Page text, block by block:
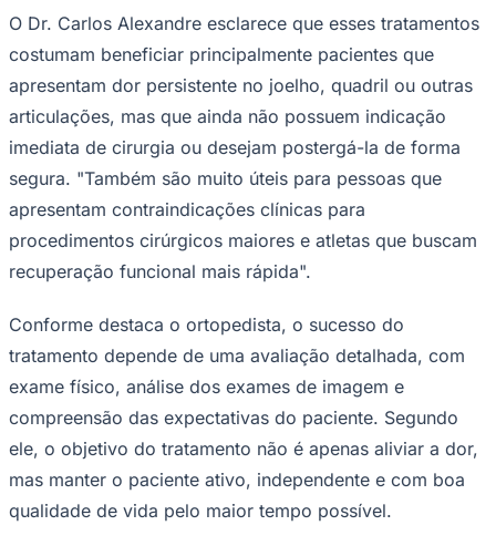
O Dr. Carlos Alexandre esclarece que esses tratamentos
costumam beneficiar principalmente pacientes que
apresentam dor persistente no joelho, quadril ou outras
articulações, mas que ainda não possuem indicação
imediata de cirurgia ou desejam postergá-la de forma
segura. "Também são muito úteis para pessoas que
apresentam contraindicações clínicas para
procedimentos cirúrgicos maiores e atletas que buscam
recuperação funcional mais rápida".
Conforme destaca o ortopedista, o sucesso do
tratamento depende de uma avaliação detalhada, com
exame físico, análise dos exames de imagem e
compreensão das expectativas do paciente. Segundo
ele, o objetivo do tratamento não é apenas aliviar a dor,
mas manter o paciente ativo, independente e com boa
qualidade de vida pelo maior tempo possível.